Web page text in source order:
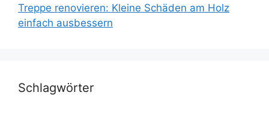
Treppe renovieren: Kleine Schäden am Holz
einfach ausbessern
Schlagwörter